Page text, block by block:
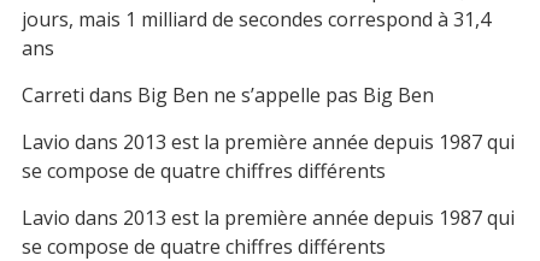
jours, mais 1 milliard de secondes correspond à 31,4
ans
Carreti dans Big Ben ne s’appelle pas Big Ben
Lavio dans 2013 est la première année depuis 1987 qui
se compose de quatre chiffres différents
Lavio dans 2013 est la première année depuis 1987 qui
se compose de quatre chiffres différents